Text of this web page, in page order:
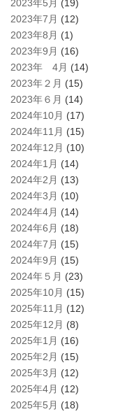
2023年5月 (19)
2023年7月 (12)
2023年8月 (1)
2023年9月 (16)
2023年 4月 (14)
2023年２月 (15)
2023年６月 (14)
2024年10月 (17)
2024年11月 (15)
2024年12月 (10)
2024年1月 (14)
2024年2月 (13)
2024年3月 (10)
2024年4月 (14)
2024年6月 (18)
2024年7月 (15)
2024年9月 (15)
2024年５月 (23)
2025年10月 (15)
2025年11月 (12)
2025年12月 (8)
2025年1月 (16)
2025年2月 (15)
2025年3月 (12)
2025年4月 (12)
2025年5月 (18)